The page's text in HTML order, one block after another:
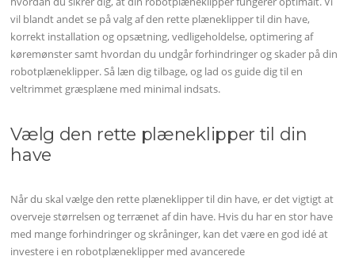
vil blandt andet se på valg af den rette plæneklipper til din have,
korrekt installation og opsætning, vedligeholdelse, optimering af
køremønster samt hvordan du undgår forhindringer og skader på din
robotplæneklipper. Så læn dig tilbage, og lad os guide dig til en
veltrimmet græsplæne med minimal indsats.
Vælg den rette plæneklipper til din
have
Når du skal vælge den rette plæneklipper til din have, er det vigtigt at
overveje størrelsen og terrænet af din have. Hvis du har en stor have
med mange forhindringer og skråninger, kan det være en god idé at
investere i en robotplæneklipper med avancerede